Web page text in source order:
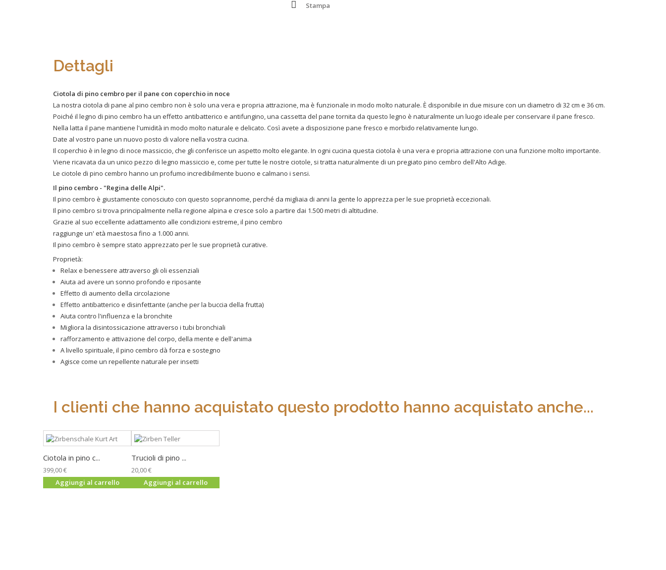
Stampa
Dettagli
Ciotola di pino cembro per il pane con coperchio in noce
La nostra ciotola di pane al pino cembro non è solo una vera e propria attrazione, ma è funzionale in modo molto naturale. È disponibile in due misure con un diametro di 32 cm e 36 cm.
Poiché il legno di pino cembro ha un effetto antibatterico e antifungino, una cassetta del pane tornita da questo legno è naturalmente un luogo ideale per conservare il pane fresco.
Nella latta il pane mantiene l'umidità in modo molto naturale e delicato. Così avete a disposizione pane fresco e morbido relativamente lungo.
Date al vostro pane un nuovo posto di valore nella vostra cucina.
Il coperchio è in legno di noce massiccio, che gli conferisce un aspetto molto elegante. In ogni cucina questa ciotola è una vera e propria attrazione con una funzione molto importante.
Viene ricavata da un unico pezzo di legno massiccio e, come per tutte le nostre ciotole, si tratta naturalmente di un pregiato pino cembro dell'Alto Adige.
Le ciotole di pino cembro hanno un profumo incredibilmente buono e calmano i sensi.
Il pino cembro - "Regina delle Alpi".
Il pino cembro è giustamente conosciuto con questo soprannome, perché da migliaia di anni la gente lo apprezza per le sue proprietà eccezionali.
Il pino cembro si trova principalmente nella regione alpina e cresce solo a partire dai 1.500 metri di altitudine.
Grazie al suo eccellente adattamento alle condizioni estreme, il pino cembro
raggiunge un' età maestosa fino a 1.000 anni.
Il pino cembro è sempre stato apprezzato per le sue proprietà curative.
Proprietà:
Relax e benessere attraverso gli oli essenziali
Aiuta ad avere un sonno profondo e riposante
Effetto di aumento della circolazione
Effetto antibatterico e disinfettante (anche per la buccia della frutta)
Aiuta contro l'influenza e la bronchite
Migliora la disintossicazione attraverso i tubi bronchiali
rafforzamento e attivazione del corpo, della mente e dell'anima
A livello spirituale, il pino cembro dà forza e sostegno
Agisce come un repellente naturale per insetti
I clienti che hanno acquistato questo prodotto hanno acquistato anche...
Ciotola in pino c...
399,00 €
Aggiungi al carrello
Trucioli di pino ...
20,00 €
Aggiungi al carrello